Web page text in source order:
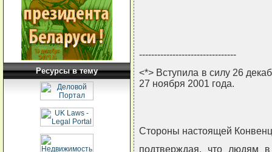
Ресурсы в тему
--------------------------------
<*> Вступила в силу 26
27 ноября 2001 года.
Стороны настоящей
подтверждая, что людям